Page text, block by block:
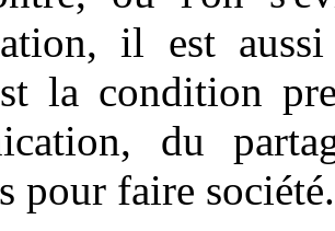
il est
la condition
du
pour faire société.